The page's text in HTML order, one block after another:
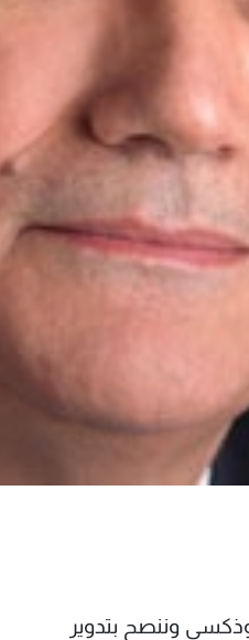
وننصح بتدوير